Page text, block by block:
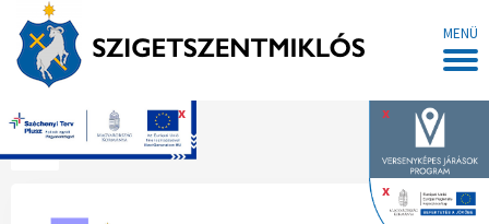
MENÜ
x
x
x
Főoldal